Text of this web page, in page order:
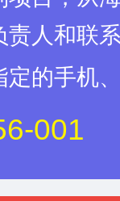
责人和联
的手机
001